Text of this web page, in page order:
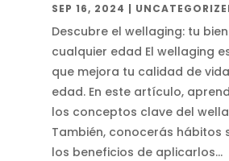
SEP 16, 2024 |
Descubre el wellaging: tu
cualquier edad El wellaging
que mejora tu calidad de
edad. En este artículo,
los conceptos clave del
También, conocerás hábitos
los beneficios de aplicarlos...